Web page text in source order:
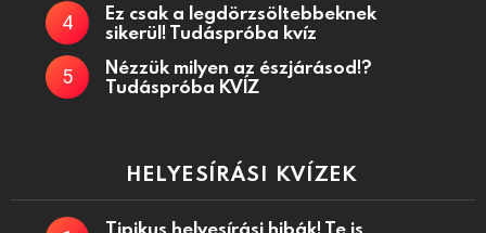
Ez csak a legdörzsöltebbeknek
sikerül! Tudáspróba kvíz
Nézzük milyen az észjárásod!?
Tudáspróba KVÍZ
HELYESÍRÁSI KVÍZEK
Tipikus helyesírási hibák! Te is